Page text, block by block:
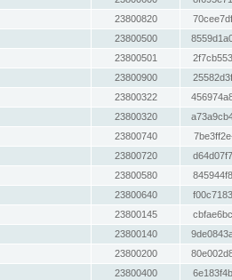
23800820
23800500
23800501
23800900
23800322
23800320
23800740
23800720
23800580
23800640
23800145
23800140
23800200
23800400